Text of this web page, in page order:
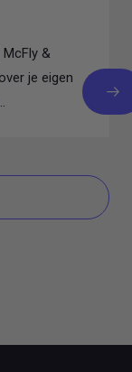
&
je eigen